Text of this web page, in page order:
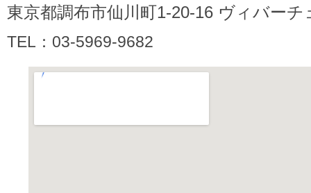
東京都調布市仙川町1-20-16 ヴィバーチ
TEL：03-5969-9682